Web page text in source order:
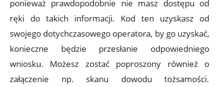
ponieważ prawdopodobnie nie masz dostępu od
ręki do takich informacji. Kod ten uzyskasz od
swojego dotychczasowego operatora, by go uzyskać,
konieczne będzie przesłanie odpowiedniego
wniosku. Możesz zostać poproszony również o
załączenie np. skanu dowodu tożsamości.